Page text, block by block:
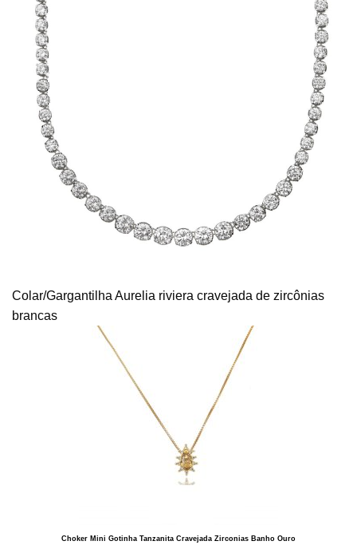
Colar/Gargantilha Aurelia riviera cravejada de zircônias
brancas
Choker Mini Gotinha Tanzanita Cravejada Zirconias Banho Ouro